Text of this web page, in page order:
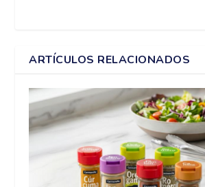
ARTÍCULOS RELACIONADOS